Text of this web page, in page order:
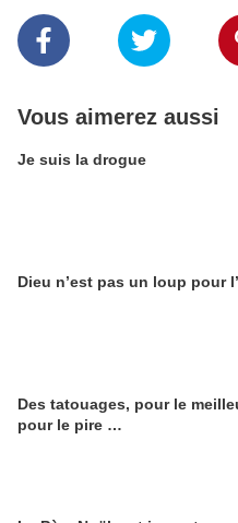
Vous aimerez aussi
Je suis la drogue
Dieu n’est pas un loup pour
Des tatouages, pour le
pour le pire …